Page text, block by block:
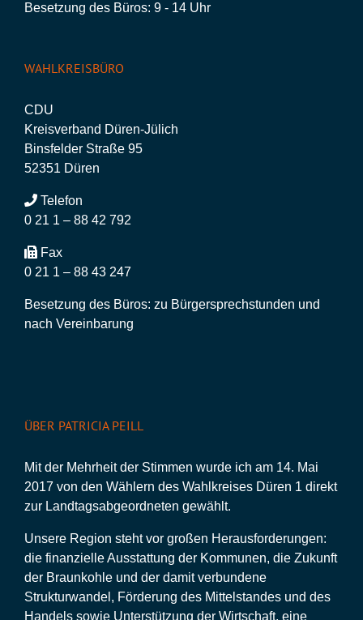
Besetzung des Büros: 9 - 14 Uhr
WAHLKREISBÜRO
CDU
Kreisverband Düren-Jülich
Binsfelder Straße 95
52351 Düren
Telefon
0 21 1 – 88 42 792
Fax
0 21 1 – 88 43 247
Besetzung des Büros: zu Bürgersprechstunden und
nach Vereinbarung
ÜBER PATRICIA PEILL
Mit der Mehrheit der Stimmen wurde ich am 14. Mai
2017 von den Wählern des Wahlkreises Düren 1 direkt
zur Landtagsabgeordneten gewählt.
Unsere Region steht vor großen Herausforderungen:
die finanzielle Ausstattung der Kommunen, die Zukunft
der Braunkohle und der damit verbundene
Strukturwandel, Förderung des Mittelstandes und des
Handels sowie Unterstützung der Wirtschaft, eine